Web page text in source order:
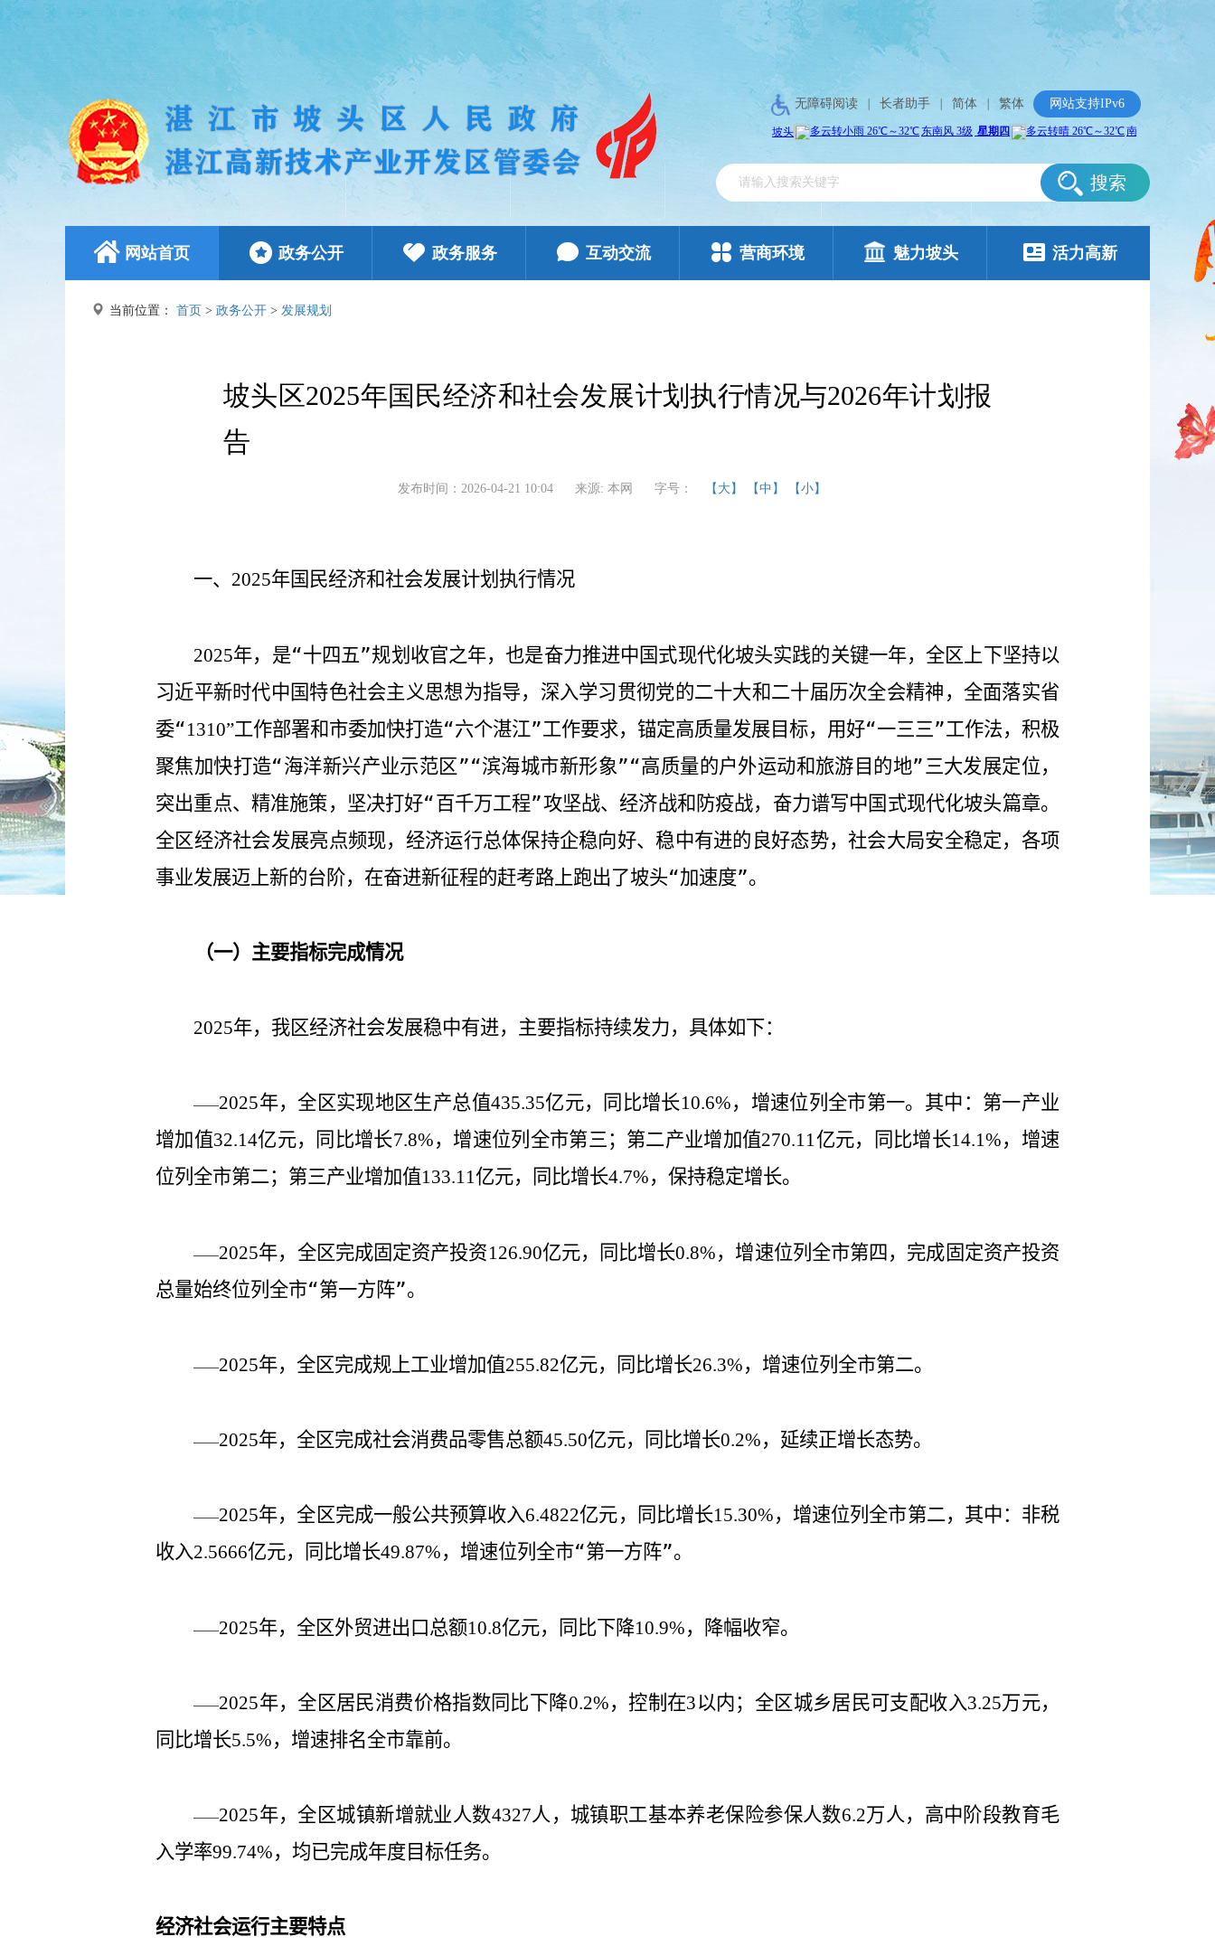
无障碍阅读 长者助手 简体 繁体 网站支持IPv6
搜索
网站首页 政务公开 政务服务 互动交流 营商环境 魅力坡头 活力高新
当前位置： 首页 > 政务公开 > 发展规划
坡头区2025年国民经济和社会发展计划执行情况与2026年计划报
告
发布时间：2026-04-21 10:04 来源: 本网 字号： 【大】 【中】 【小】
一、 2025年国民经济和社会发展计划执行情况
2025年，是“十四五”规划收官之年，也是奋力推进中国式现代化坡头实践的关键一年，全区上下坚持以
习近平新时代中国特色社会主义思想为指导，深入学习贯彻党的二十大和二十届历次全会精神，全面落实省
委“1310”工作部署和市委加快打造“六个湛江”工作要求，锚定高质量发展目标，用好“一三三”工作法，积极
聚焦加快打造“海洋新兴产业示范区”“滨海城市新形象”“高质量的户外运动和旅游目的地”三大发展定位，
突出重点、精准施策，坚决打好“百千万工程”攻坚战、经济战和防疫战，奋力谱写中国式现代化坡头篇章。
全区经济社会发展亮点频现，经济运行总体保持企稳向好、稳中有进的良好态势，社会大局安全稳定，各项
事业发展迈上新的台阶，在奋进新征程的赶考路上跑出了坡头“加速度”。
（一）主要指标完成情况
2025年，我区经济社会发展稳中有进，主要指标持续发力，具体如下：
——2025年，全区实现地区生产总值435.35亿元，同比增长10.6%，增速位列全市第一。其中：第一产业
增加值32.14亿元，同比增长7.8%，增速位列全市第三；第二产业增加值270.11亿元，同比增长14.1%，增速
位列全市第二；第三产业增加值133.11亿元，同比增长4.7%，保持稳定增长。
——2025年，全区完成固定资产投资126.90亿元，同比增长0.8%，增速位列全市第四，完成固定资产投资
总量始终位列全市“第一方阵”。
——2025年，全区完成规上工业增加值255.82亿元，同比增长26.3%，增速位列全市第二。
——2025年，全区完成社会消费品零售总额45.50亿元，同比增长0.2%，延续正增长态势。
——2025年，全区完成一般公共预算收入6.4822亿元，同比增长15.30%，增速位列全市第二，其中：非税
收入2.5666亿元，同比增长49.87%，增速位列全市“第一方阵”。
——2025年，全区外贸进出口总额10.8亿元，同比下降10.9%，降幅收窄。
——2025年，全区居民消费价格指数同比下降0.2%，控制在3以内；全区城乡居民可支配收入3.25万元，
同比增长5.5%，增速排名全市靠前。
——2025年，全区城镇新增就业人数4327人，城镇职工基本养老保险参保人数6.2万人，高中阶段教育毛
入学率99.74%，均已完成年度目标任务。
经济社会运行主要特点